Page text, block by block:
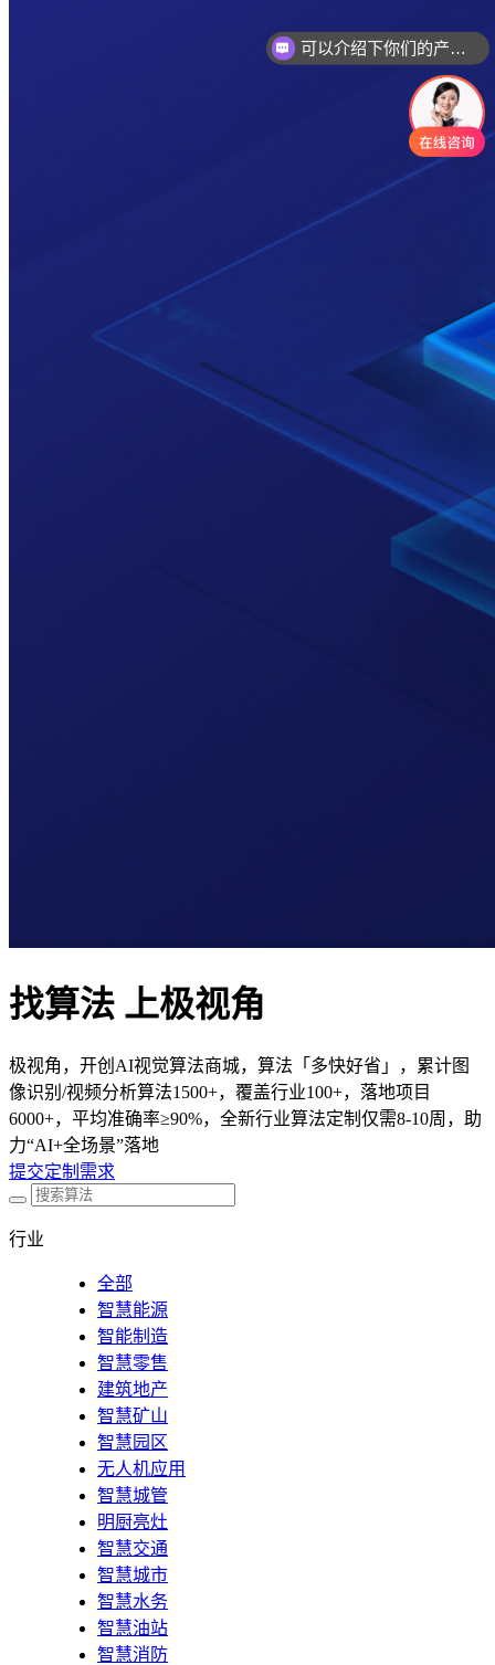
找算法 上极视角
极视角，开创AI视觉算法商城，算法「多快好省」，累计图
像识别/视频分析算法1500+，覆盖行业100+，落地项目
6000+，平均准确率≥90%，全新行业算法定制仅需8-10周，助
力“AI+全场景”落地
提交定制需求
行业
全部
智慧能源
智能制造
智慧零售
建筑地产
智慧矿山
智慧园区
无人机应用
智慧城管
明厨亮灶
智慧交通
智慧城市
智慧水务
智慧油站
智慧消防
你们是怎么收费的呢